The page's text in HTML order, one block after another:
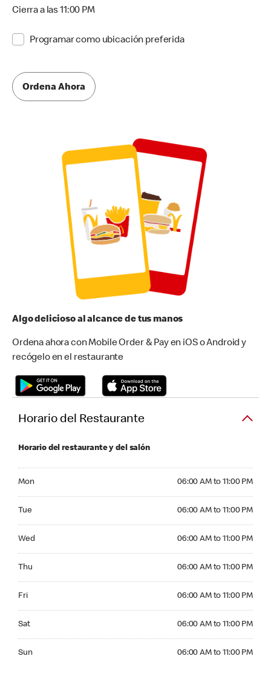
Cierra a las 11:00 PM
Programar como ubicación preferida
Ordena Ahora
Algo delicioso al alcance de tus manos
Ordena ahora con Mobile Order & Pay en iOS o Android y
recógelo en el restaurante
Horario del Restaurante
Horario del restaurante y del salón
Mon 06:00 AM to 11:00 PM
Tue 06:00 AM to 11:00 PM
Wed 06:00 AM to 11:00 PM
Thu 06:00 AM to 11:00 PM
Fri 06:00 AM to 11:00 PM
Sat 06:00 AM to 11:00 PM
Sun 06:00 AM to 11:00 PM